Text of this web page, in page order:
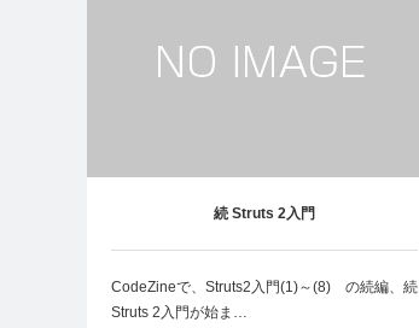
続 Struts 2入門
CodeZineで、Struts2入門(1)～(8) の続編、続
Struts 2入門が始ま…